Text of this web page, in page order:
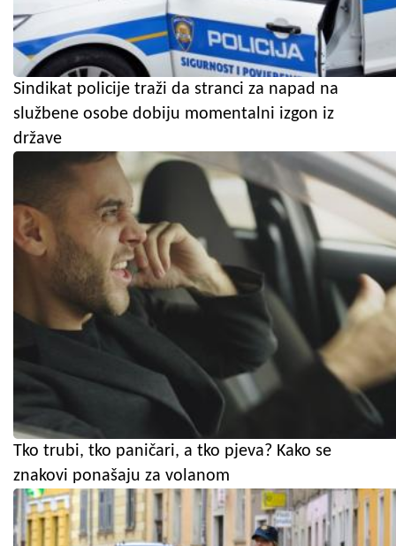
Sindikat policije traži da stranci za napad na
službene osobe dobiju momentalni izgon iz
države
Tko trubi, tko paničari, a tko pjeva? Kako se
znakovi ponašaju za volanom